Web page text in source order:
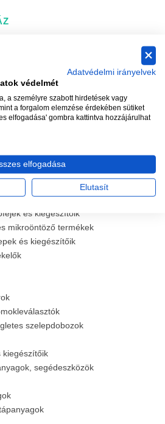
testek
spray fejekhez
spray fejekhez
MPR fúvókák spray
VAN fúvókák spray
fúvókák spray fejekhez
spray szórófejekhez
és kiegészítőik
mikroöntöző termékek
és kiegészítőik
szelepdobozok
kiegészítőik
segédeszközök
Adatvédelmi irányelvek
védelmét
a személyre szabott hirdetések vagy
a forgalom elemzése érdekében sütiket
elfogadása' gombra kattintva hozzájárulhat
elfogadása
Elutasít